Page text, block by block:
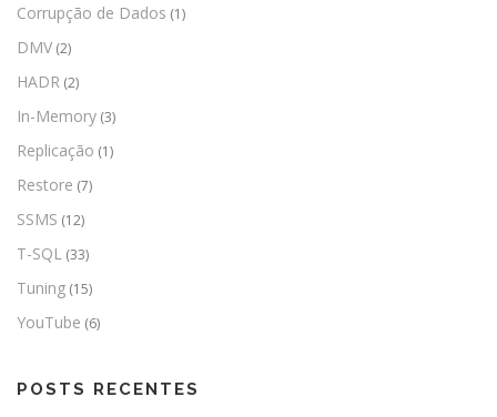
Corrupção de Dados (1)
DMV (2)
HADR (2)
In-Memory (3)
Replicação (1)
Restore (7)
SSMS (12)
T-SQL (33)
Tuning (15)
YouTube (6)
POSTS RECENTES